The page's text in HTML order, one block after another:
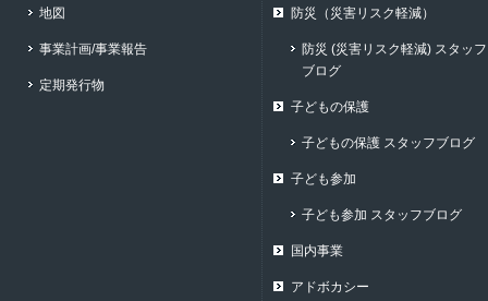
地図
事業計画/事業報告
定期発行物
防災（災害リスク軽減）
防災 (災害リスク軽減) スタッフ
ブログ
子どもの保護
子どもの保護 スタッフブログ
子ども参加
子ども参加 スタッフブログ
国内事業
アドボカシー